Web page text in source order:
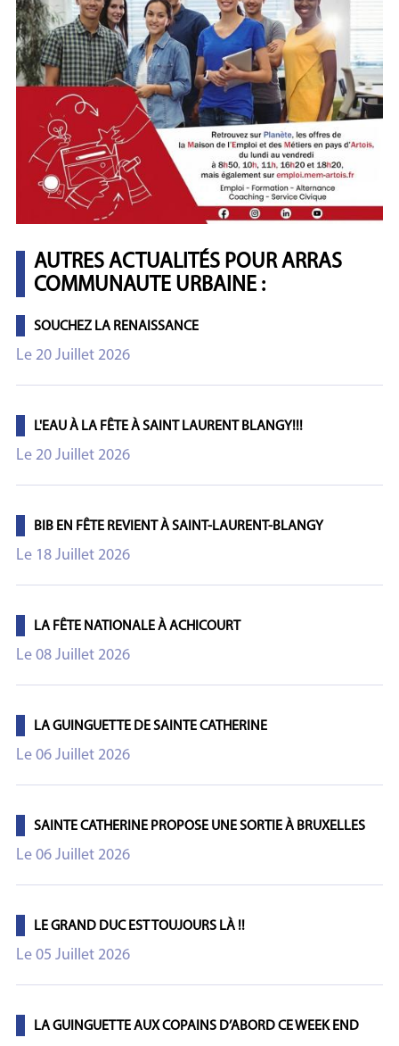
AUTRES ACTUALITÉS POUR ARRAS
COMMUNAUTE URBAINE :
SOUCHEZ LA RENAISSANCE
Le 20 Juillet 2026
L'EAU À LA FÊTE À SAINT LAURENT BLANGY!!!
Le 20 Juillet 2026
BIB EN FÊTE REVIENT À SAINT-LAURENT-BLANGY
Le 18 Juillet 2026
LA FÊTE NATIONALE À ACHICOURT
Le 08 Juillet 2026
LA GUINGUETTE DE SAINTE CATHERINE
Le 06 Juillet 2026
SAINTE CATHERINE PROPOSE UNE SORTIE À BRUXELLES
Le 06 Juillet 2026
LE GRAND DUC EST TOUJOURS LÀ !!
Le 05 Juillet 2026
LA GUINGUETTE AUX COPAINS D’ABORD CE WEEK END